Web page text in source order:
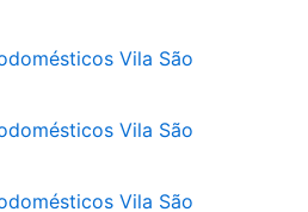
Vila São
Vila São
Vila São